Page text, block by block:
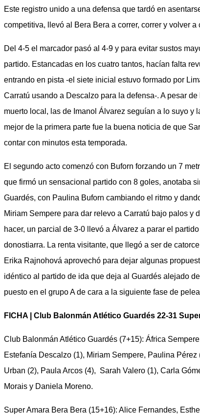
Este registro unido a una defensa que tardó en
competitiva, llevó al Bera Bera a correr, correr y volver a
Del 4-5 el marcador pasó al 4-9 y para evitar sustos
partido. Estancadas en los cuatro tantos, hacían falta
entrando en pista -el siete inicial estuvo formado por
Carratú usando a Descalzo para la defensa-. A pesar
muerto local, las de Imanol Álvarez seguían a lo suyo y
mejor de la primera parte fue la buena noticia de que
contar con minutos esta temporada.
El segundo acto comenzó con Buforn forzando un 7
que firmó un sensacional partido con 8 goles, anotaba
Guardés, con Paulina Buforn cambiando el ritmo y
Miriam Sempere para dar relevo a Carratú bajo palos y
hacer, un parcial de 3-0 llevó a Álvarez a parar el
donostiarra. La renta visitante, que llegó a ser de
Erika Rajnohová aprovechó para dejar algunas
idéntico al partido de ida que deja al Guardés alejado
puesto en el grupo A de cara a la siguiente fase de
FICHA | Club Balonmán Atlético Guardés 22-31
Club Balonmán Atlético Guardés (7+15): África
Estefanía Descalzo (1), Miriam Sempere, Paulina
Urban (2), Paula Arcos (4), Sarah Valero (1), Carla
Morais y Daniela Moreno.
Super Amara Bera Bera (15+16): Alice Fernandes,